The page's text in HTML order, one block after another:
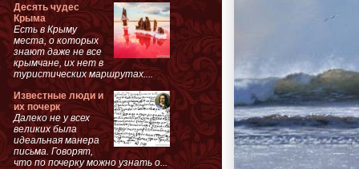
Десять чудес
Крыма
Есть в Крыму
места, о которых
знают даже не все
крымчане, их нет в
туристических маршрутах....
Известные люди и
их почерк
Далеко не у всех
великих была
идеальная манера
письма. Говорят,
что по почерку можно узнать о...